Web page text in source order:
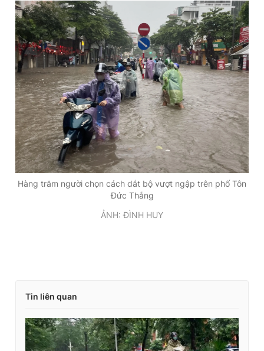
Hàng trăm người chọn cách dắt bộ vượt ngập trên phố Tôn
Đức Thắng
ẢNH: ĐÌNH HUY
Tin liên quan